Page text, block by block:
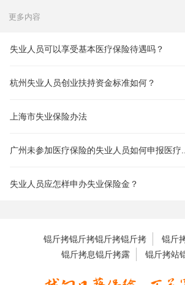
更多内容
失业人员可以享受基本医疗保险待遇吗？
杭州失业人员创业扶持资金标准如何？
上海市失业保险办法
广州未参加医疗保险的失业人员如何申报医疗..
失业人员应怎样申办失业保险金？
锟斤拷锟斤拷锟斤拷锟斤拷
锟斤
锟斤拷息锟斤拷露
锟斤拷站